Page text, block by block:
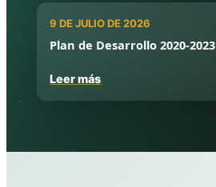
9 DE JULIO DE 2026
Plan de Desarrollo 2020-2023
Leer más